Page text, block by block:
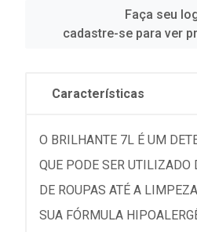
Faça seu
cadastre-se para ver
Características
O BRILHANTE 7L É UM
QUE PODE SER UTILIZADO
DE ROUPAS ATÉ A
SUA FÓRMULA